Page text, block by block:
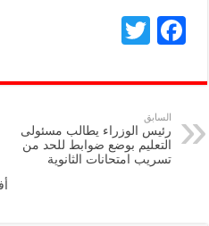
F
e
b
o
o
tt
er
السابق
رئيس الوزراء يطالب مسئولى
التعليم بوضع ضوابط للحد من
تسريب امتحانات الثانوية